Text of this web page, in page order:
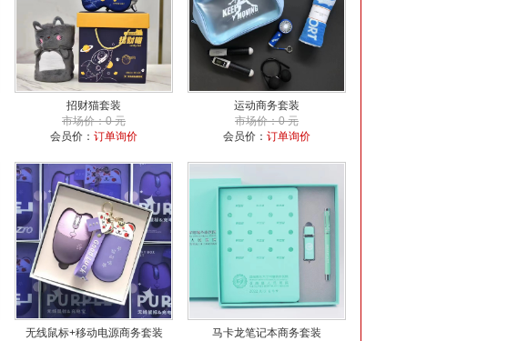
招财猫套装
市场价：0 元
会员价： 订单询价
运动商务套装
市场价：0 元
会员价： 订单询价
无线鼠标+移动电源商务套装
马卡龙笔记本商务套装